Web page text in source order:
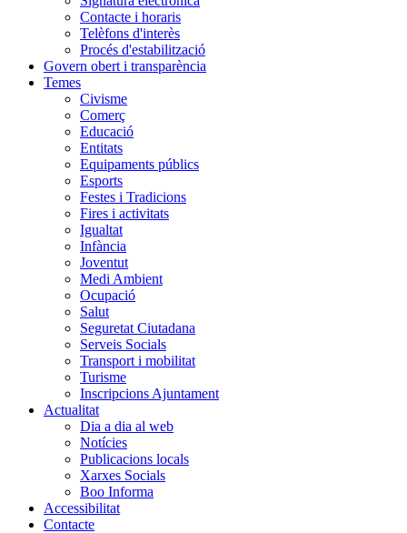
Contacte i horaris
Telèfons d'interès
Procés d'estabilització
Govern obert i transparència
Temes
Civisme
Comerç
Educació
Entitats
Equipaments públics
Esports
Festes i Tradicions
Fires i activitats
Igualtat
Infància
Joventut
Medi Ambient
Ocupació
Salut
Seguretat Ciutadana
Serveis Socials
Transport i mobilitat
Turisme
Inscripcions Ajuntament
Actualitat
Dia a dia al web
Notícies
Publicacions locals
Xarxes Socials
Boo Informa
Accessibilitat
Contacte